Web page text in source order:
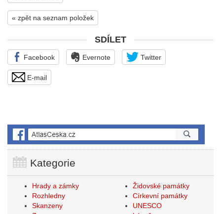
« zpět na seznam položek
SDÍLET
Facebook Evernote Twitter
E-mail
Kategorie
Hrady a zámky
Rozhledny
Skanzeny
Židovské památky
Církevní památky
UNESCO